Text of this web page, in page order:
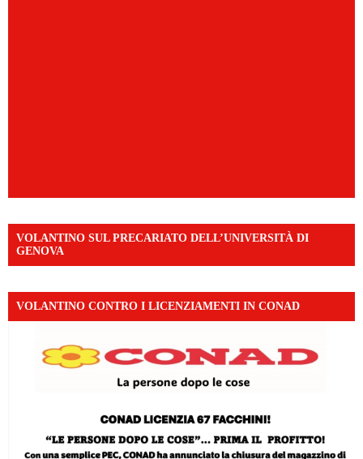
VOLANTINO SUL PRECARIATO DELL’UNIVERSITÀ DI
GENOVA
VOLANTINO CONTRO I LICENZIAMENTI IN CONAD